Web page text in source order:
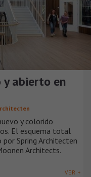
abierto en
y colorido
El esquema total
Spring Architecten
Architects.
VER +